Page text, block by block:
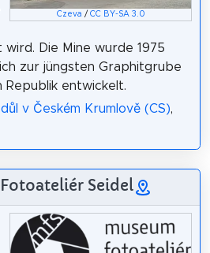
Czeva / CC BY-SA 3.0
Die Mine wurde 1975
zur jüngsten Graphitgrube
Republik entwickelt.
v Českém Krumlově (CS),
Seidel